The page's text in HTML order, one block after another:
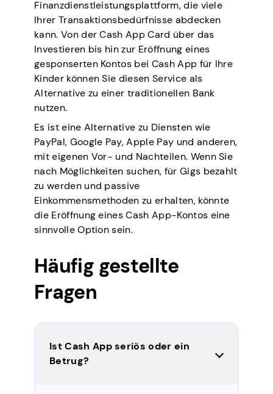
Finanzdienstleistungsplattform, die viele
Ihrer Transaktionsbedürfnisse abdecken
kann. Von der Cash App Card über das
Investieren bis hin zur Eröffnung eines
gesponserten Kontos bei Cash App für Ihre
Kinder können Sie diesen Service als
Alternative zu einer traditionellen Bank
nutzen.
Es ist eine Alternative zu Diensten wie
PayPal, Google Pay, Apple Pay und anderen,
mit eigenen Vor- und Nachteilen. Wenn Sie
nach Möglichkeiten suchen, für Gigs bezahlt
zu werden und passive
Einkommensmethoden zu erhalten, könnte
die Eröffnung eines Cash App-Kontos eine
sinnvolle Option sein.
Häufig gestellte
Fragen
Ist Cash App seriös oder ein
Betrug?